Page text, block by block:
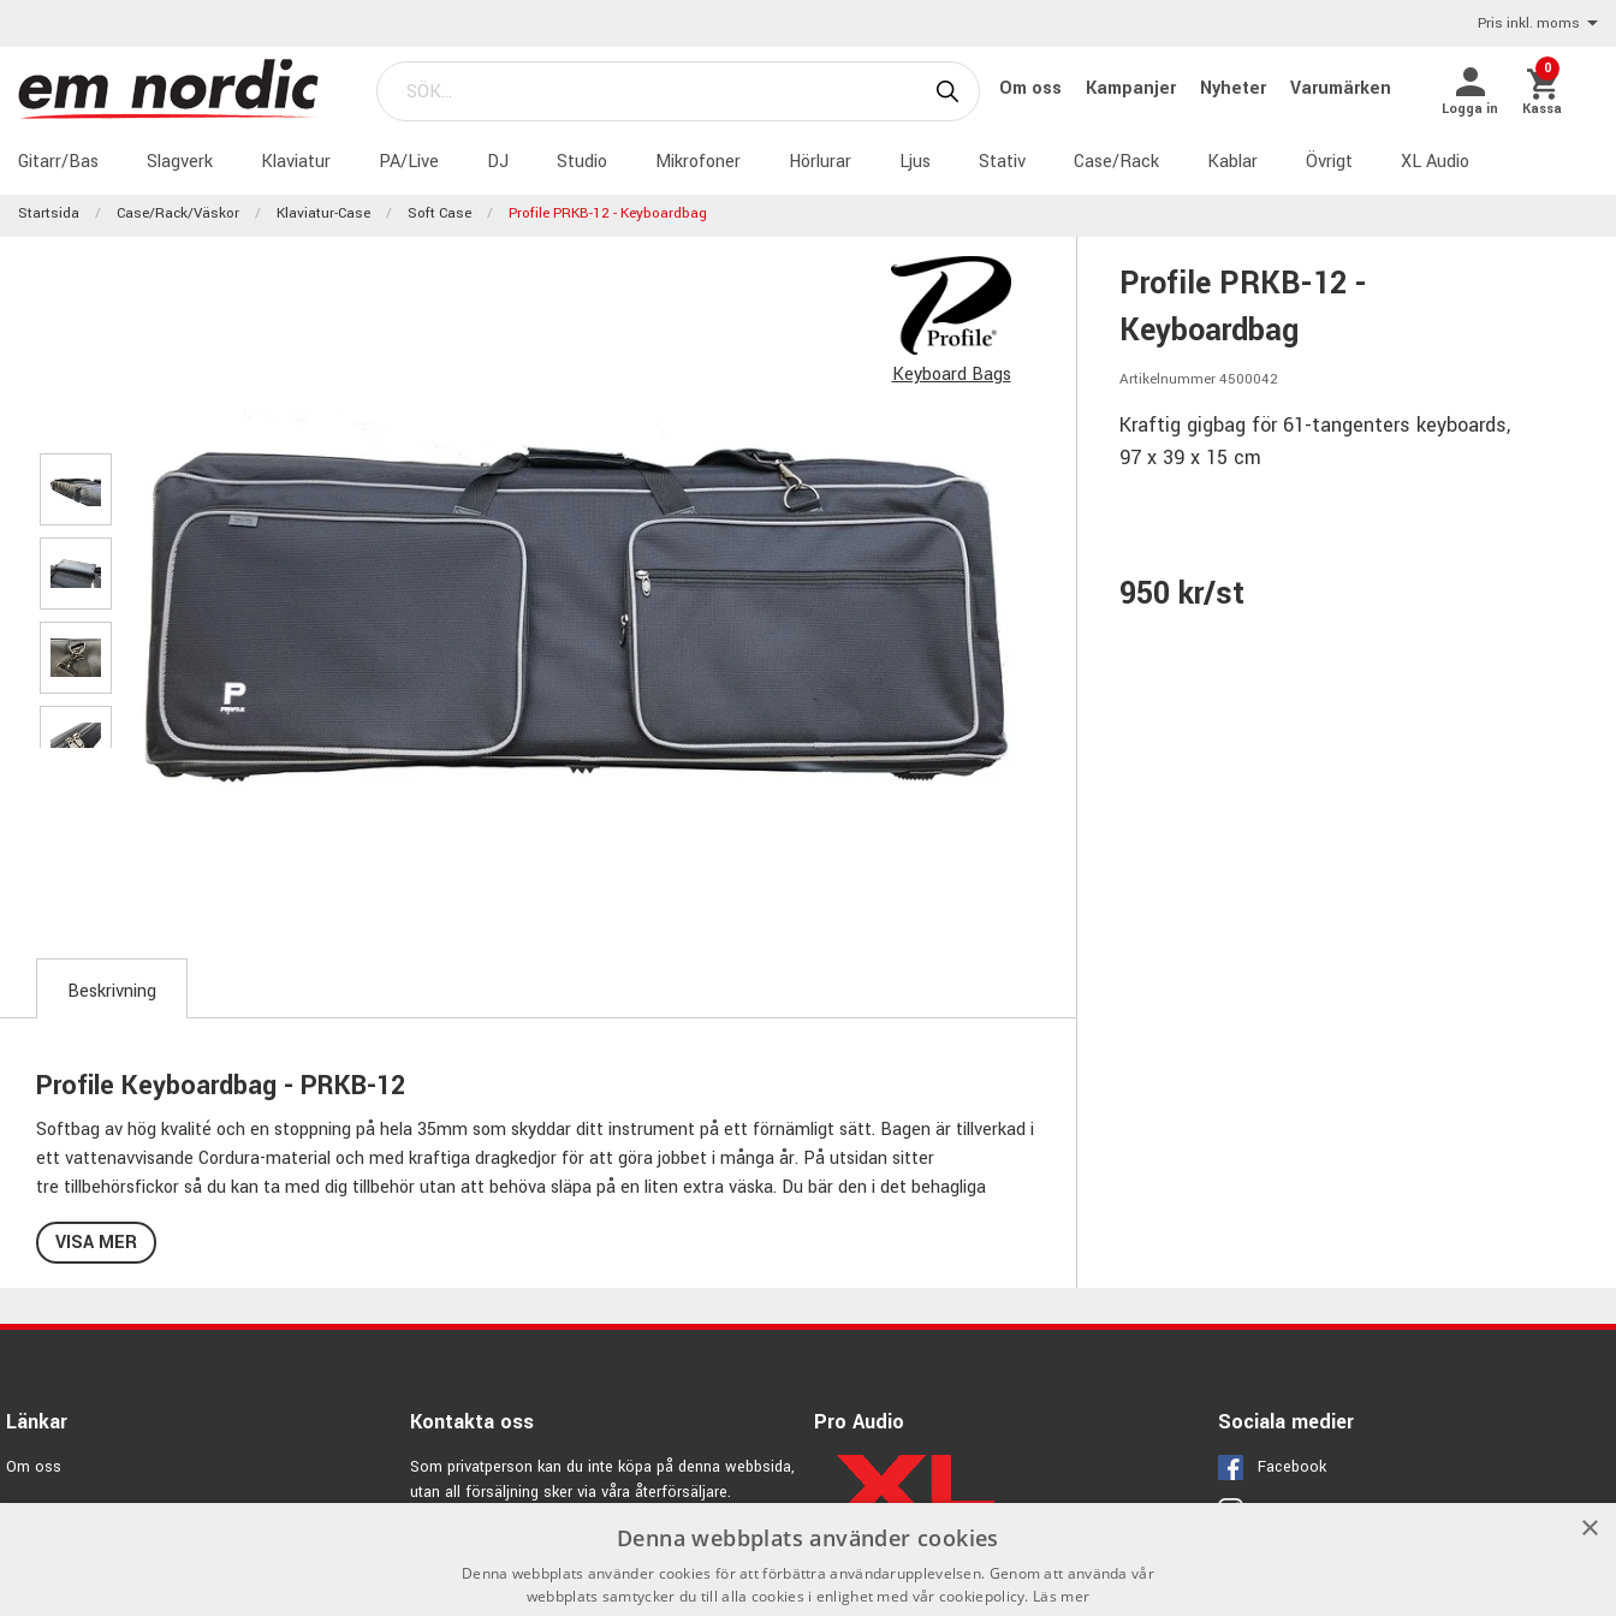
Pris inkl. moms
Om oss Kampanjer Nyheter Varumärken
Logga in
0
Kassa
Gitarr/Bas Slagverk Klaviatur PA/Live DJ Studio Mikrofoner Hörlurar Ljus Stativ Case/Rack Kablar Övrigt XL Audio
Startsida Case/Rack/Väskor Klaviatur-Case Soft Case Profile PRKB-12 - Keyboardbag
Keyboard Bags
Profile PRKB-12 -
Keyboardbag
Artikelnummer 4500042
Kraftig gigbag för 61-tangenters keyboards,
97 x 39 x 15 cm
950 kr/st
Beskrivning
Profile Keyboardbag - PRKB-12
Softbag av hög kvalité och en stoppning på hela 35mm som skyddar ditt instrument på ett förnämligt sätt. Bagen är tillverkad i
ett vattenavvisande Cordura-material och med kraftiga dragkedjor för att göra jobbet i många år. På utsidan sitter
tre tillbehörsfickor så du kan ta med dig tillbehör utan att behöva släpa på en liten extra väska. Du bär den i det behagliga
handtaget eller över axeln med den löstagbara axelremmen. På undersidan sitter en gummilist för att du ska kunna ställa ner
bagen utan att ytmaterialet blir blött och smutsigt.
Material:
VISA MER
Länkar
Om oss
Varumärken
Kontakta oss
Som privatperson kan du inte köpa på denna webbsida,
utan all försäljning sker via våra återförsäljare.
Pro Audio Sociala medier
Facebook
Instagram ×
Denna webbplats använder cookies
Denna webbplats använder cookies för att förbättra användarupplevelsen. Genom att använda vår
webbplats samtycker du till alla cookies i enlighet med vår cookiepolicy. Läs mer